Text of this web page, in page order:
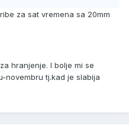
za sat vremena sa 20mm
hranjenje. I bolje mi se
novembru tj.kad je slabija